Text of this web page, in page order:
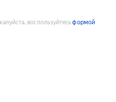
воспользуйтесьформой